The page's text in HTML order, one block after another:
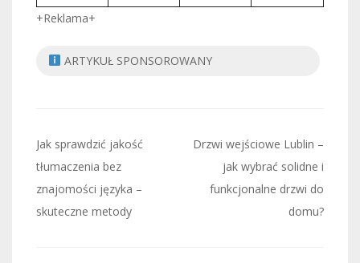
+Reklama+
ARTYKUŁ SPONSOROWANY
Nawigacja
wpisu
Jak sprawdzić jakość
tłumaczenia bez
znajomości języka –
skuteczne metody
Drzwi wejściowe Lublin –
jak wybrać solidne i
funkcjonalne drzwi do
domu?